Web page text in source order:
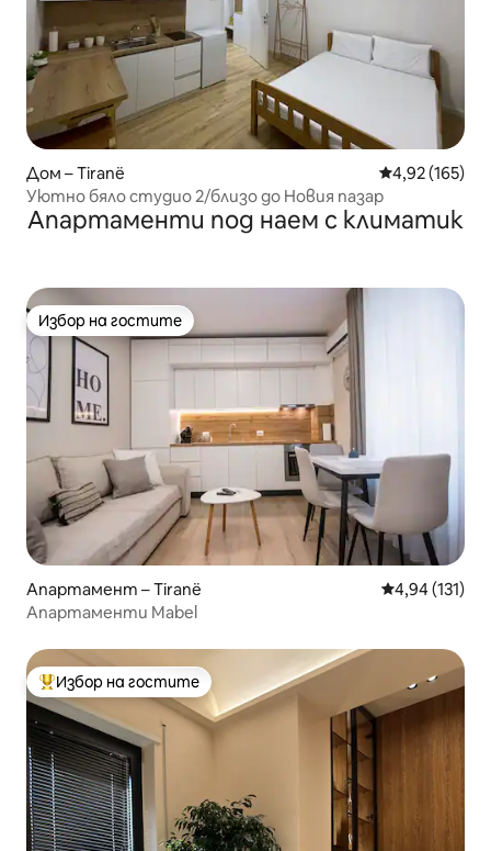
Дом – Tiranë Средна
4,92 (165)
Уютно бяло студио 2/близо до Новия пазар
Апартаменти под наем с климатик
Избор на гостите
Избор на гостите
Апартамент – Tiranë Средна
4,94 (131)
Апартаменти Mabel
Най-популярен избор на гостите
Избор на гостите